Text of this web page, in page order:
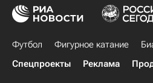
Футбол Фигурное катание
Спецпроекты
Реклама